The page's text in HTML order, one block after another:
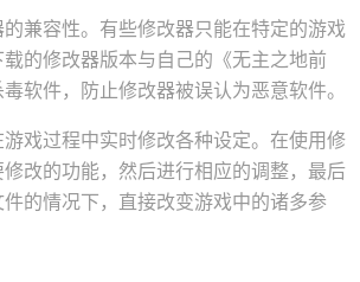
兼容性。有些修改器只能在特定的游戏
的修改器版本与自己的《无主之地前
软件，防止修改器被误认为恶意软件。
戏过程中实时修改各种设定。在使用修
改的功能，然后进行相应的调整，最后
的情况下，直接改变游戏中的诸多参